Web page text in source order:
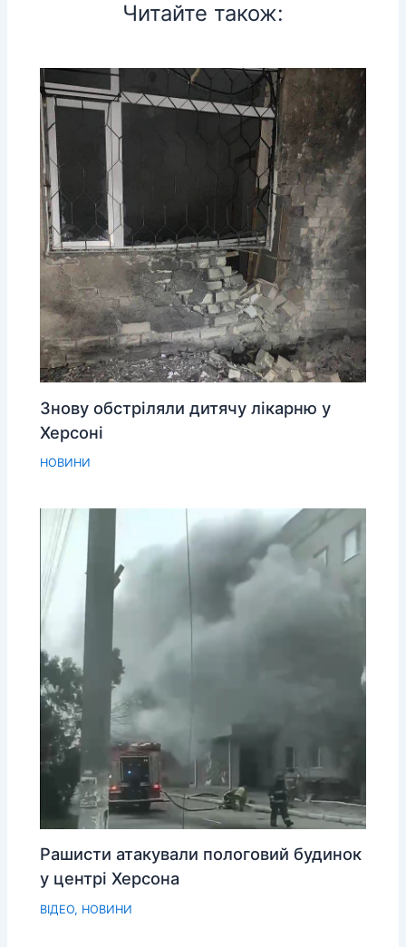
Читайте також:
Знову обстріляли дитячу лікарню у
Херсоні
НОВИНИ
Рашисти атакували пологовий будинок
у центрі Херсона
ВІДЕО, НОВИНИ